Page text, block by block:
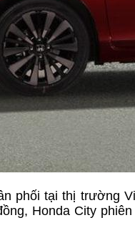
phối tại thị trường
Honda City